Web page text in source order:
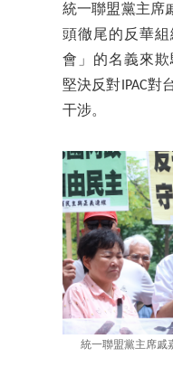
統一聯盟黨主席
頭徹尾的反華
會」的名義來
堅決反對IPAC對
干涉。
統一聯盟黨主席戚